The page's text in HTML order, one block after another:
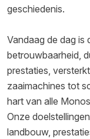
geschiedenis.
Vandaag de dag is
betrouwbaarheid,
prestaties,
zaaimachines tot
hart van alle
Onze
landbouw,